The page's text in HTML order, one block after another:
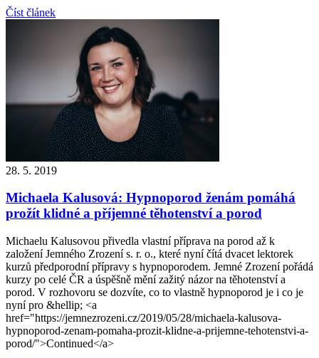
Číst článek
28. 5. 2019
Michaela Kalusová: Hypnoporod ženám pomáhá
prožít klidné a příjemné těhotenství a porod
Michaelu Kalusovou přivedla vlastní příprava na porod až k
založení Jemného Zrození s. r. o., které nyní čítá dvacet lektorek
kurzů předporodní přípravy s hypnoporodem. Jemné Zrození pořádá
kurzy po celé ČR a úspěšně mění zažitý názor na těhotenství a
porod. V rozhovoru se dozvíte, co to vlastně hypnoporod je i co je
nyní pro &hellip; <a
href="https://jemnezrozeni.cz/2019/05/28/michaela-kalusova-
hypnoporod-zenam-pomaha-prozit-klidne-a-prijemne-tehotenstvi-a-
porod/">Continued</a>